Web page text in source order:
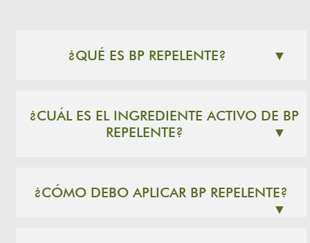
¿QUÉ ES BP REPELENTE? ▼
¿CUÁL ES EL INGREDIENTE ACTIVO DE BP
REPELENTE?
▼
¿CÓMO DEBO APLICAR BP REPELENTE?
▼